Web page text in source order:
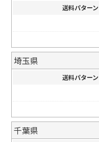
送料パターン
埼玉県
送料パターン
千葉県